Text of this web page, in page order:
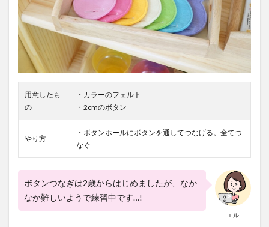
用意したも
の
・カラーのフェルト
・2cmのボタン
やり方
・ボタンホールにボタンを通してつなげる。全てつ
なぐ
エル
ボタンつなぎは2歳からはじめましたが、なか
なか難しいようで練習中です…!